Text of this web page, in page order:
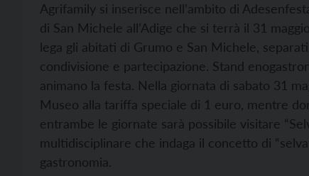
Agrifamily si inserisce nell’ambito di
di San Michele all’Adige che si terrà il 31
lega gli abitati di Grumo e San Michele,
condivisione e partecipazione. Stand
animano la festa. Nella giornata di sabato 31
Museo alla tariffa speciale di 1 euro, mentre
entrambe le giornate sarà possibile visitare
multidisciplinare che indaga il concetto di
gastronomia.